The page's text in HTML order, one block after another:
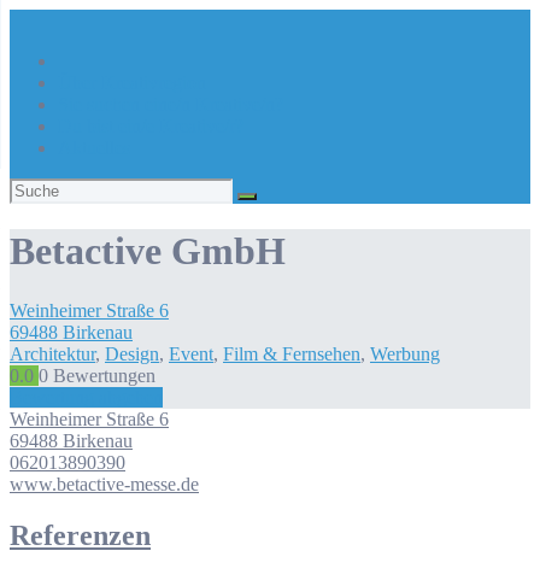
Suchen
nach:
Betactive GmbH
Weinheimer Straße 6
69488 Birkenau
Architektur, Design, Event, Film & Fernsehen, Werbung
0.0 0 Bewertungen
Weinheimer Straße 6
69488 Birkenau
062013890390
www.betactive-messe.de
Referenzen